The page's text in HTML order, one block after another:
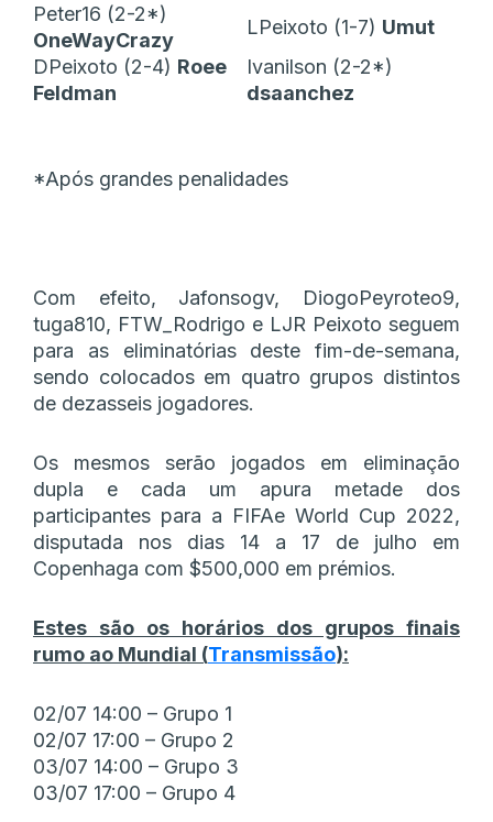
Peter16 (2-2*)
OneWayCrazy
LPeixoto (1-7) Umut
DPeixoto (2-4) Roee
Feldman
Ivanilson (2-2*)
dsaanchez
*Após grandes penalidades
Com efeito, Jafonsogv, DiogoPeyroteo9,
tuga810, FTW_Rodrigo e LJR Peixoto seguem
para as eliminatórias deste fim-de-semana,
sendo colocados em quatro grupos distintos
de dezasseis jogadores.
Os mesmos serão jogados em eliminação
dupla e cada um apura metade dos
participantes para a FIFAe World Cup 2022,
disputada nos dias 14 a 17 de julho em
Copenhaga com $500,000 em prémios.
Estes são os horários dos grupos finais
rumo ao Mundial (Transmissão):
02/07 14:00 – Grupo 1
02/07 17:00 – Grupo 2
03/07 14:00 – Grupo 3
03/07 17:00 – Grupo 4